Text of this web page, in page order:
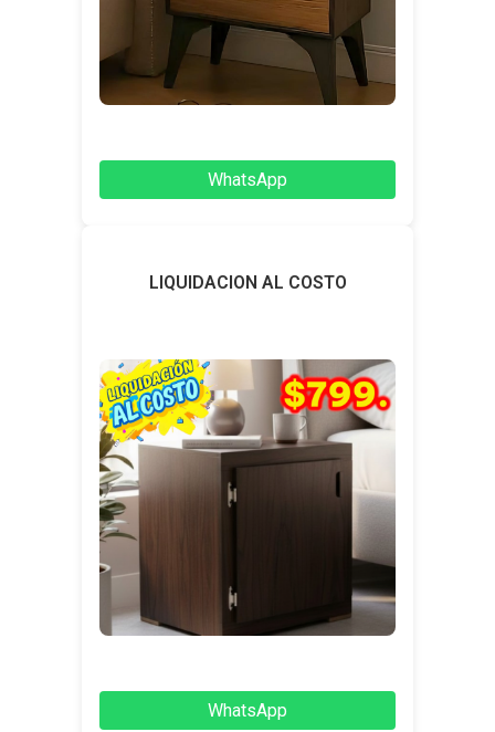
WhatsApp
LIQUIDACION AL COSTO
WhatsApp